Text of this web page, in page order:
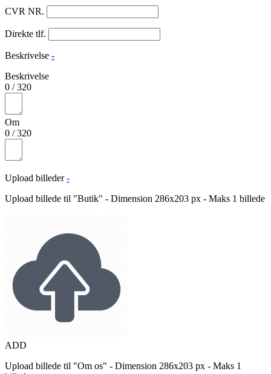
CVR NR.
Direkte tlf.
Beskrivelse -
Beskrivelse
0 /320
Om
0 /320
Upload billeder -
Upload billede til "Butik" - Dimension 286x203 px - Maks 1 billede
ADD
Upload billede til "Om os" - Dimension 286x203 px - Maks 1